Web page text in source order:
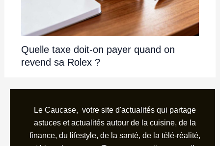
Quelle taxe doit-on payer quand on
revend sa Rolex ?
Le Caucase, votre site d'actualités qui partage
astuces et actualités autour de la cuisine, de la
finance, du lifestyle, de la santé, de la télé-réalité,